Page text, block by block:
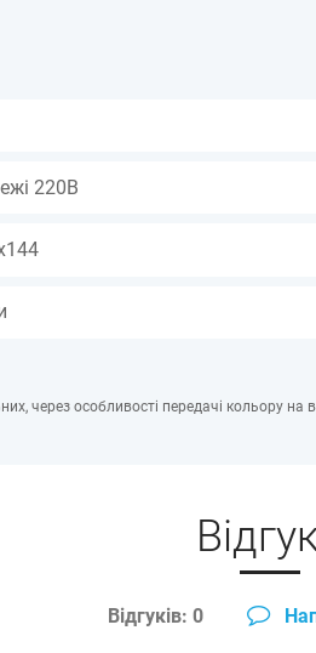
220В
через особливості передачі кольору на
Відгуків: 0